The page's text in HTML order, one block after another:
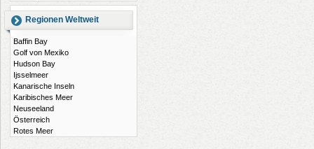
Regionen Weltweit
Baffin Bay
Golf von Mexiko
Hudson Bay
Ijsselmeer
Kanarische Inseln
Karibisches Meer
Neuseeland
Österreich
Rotes Meer